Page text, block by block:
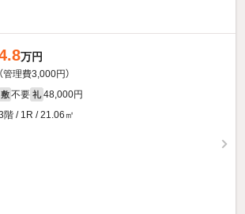
万円
（管理費3,000円）
敷 不要 礼 48,000円
階 / 1R / 21.06㎡